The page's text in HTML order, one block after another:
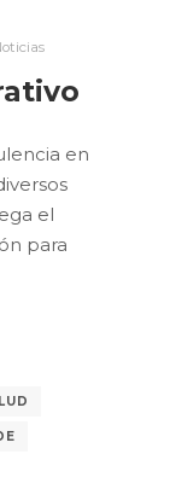
en
el
para